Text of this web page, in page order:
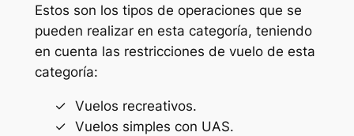
Estos son los tipos de operaciones que se
pueden realizar en esta categoría, teniendo
en cuenta las restricciones de vuelo de esta
categoría:
Vuelos recreativos.
Vuelos simples con UAS.